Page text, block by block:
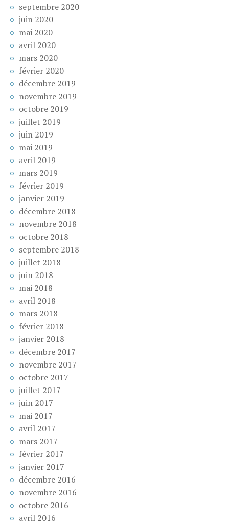
septembre 2020
juin 2020
mai 2020
avril 2020
mars 2020
février 2020
décembre 2019
novembre 2019
octobre 2019
juillet 2019
juin 2019
mai 2019
avril 2019
mars 2019
février 2019
janvier 2019
décembre 2018
novembre 2018
octobre 2018
septembre 2018
juillet 2018
juin 2018
mai 2018
avril 2018
mars 2018
février 2018
janvier 2018
décembre 2017
novembre 2017
octobre 2017
juillet 2017
juin 2017
mai 2017
avril 2017
mars 2017
février 2017
janvier 2017
décembre 2016
novembre 2016
octobre 2016
avril 2016